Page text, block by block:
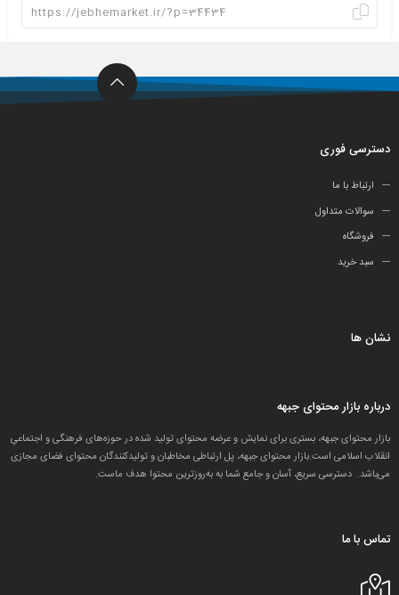
دسترسی فوری
ارتباط با ما
سوالات متداول
فروشگاه
سبد خرید
نشان ها
درباره بازار محتوای جبهه
بازار محتوای جبهه، بستری برای نمایش و عرضه محتوای تولید شده در حوزه‌های فرهنگی و اجتماعیِ
انقلاب اسلامی است.بازار محتوای جبهه، پل ارتباطی مخاطبان و تولید‌کنندگان محتوای فضای مجازی
می‌باشد. دسترسی سریع، آسان و جامع شما به به‌روزترین محتوا هدف ماست.
تماس با ما